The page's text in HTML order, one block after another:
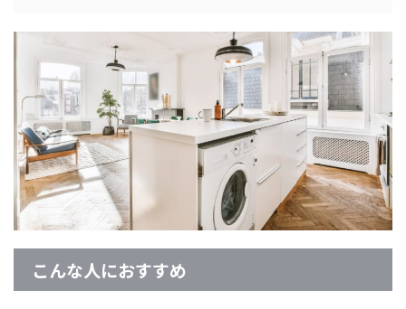
こんな人におすすめ